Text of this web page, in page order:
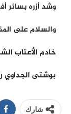
وشد أزره بسائر
والسلام على
خادم الأعتاب
بوشتى
شارك